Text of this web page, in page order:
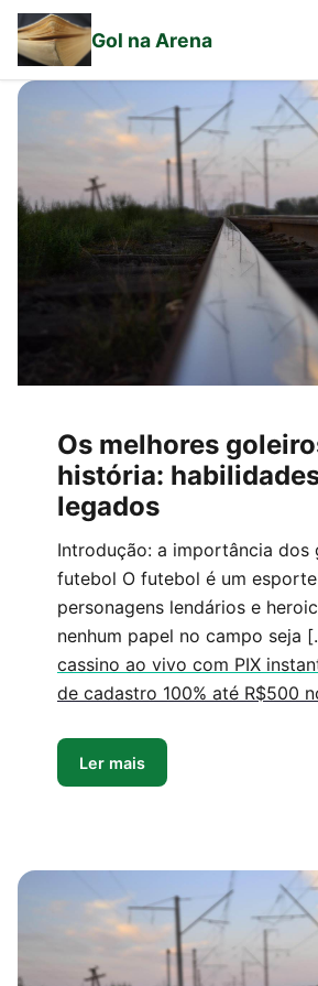
Gol na Arena
Os melhores
história:
legados
Introdução: a importância dos
futebol O futebol é um
personagens lendários e
nenhum papel no campo seja
cassino ao vivo com PIX
de cadastro 100% até R$500
Ler mais